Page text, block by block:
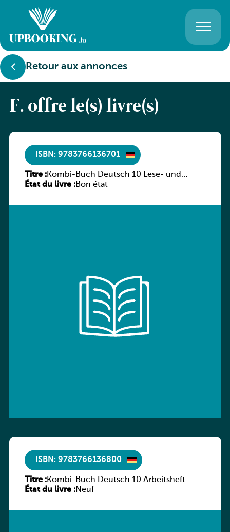
Retour aux annonces
F. offre le(s) livre(s)
ISBN: 9783766136701
Titre :Kombi-Buch Deutsch 10 Lese- und
Sprachbuch
État du livre :Bon état
ISBN: 9783766136800
Titre :Kombi-Buch Deutsch 10 Arbeitsheft
État du livre :Neuf